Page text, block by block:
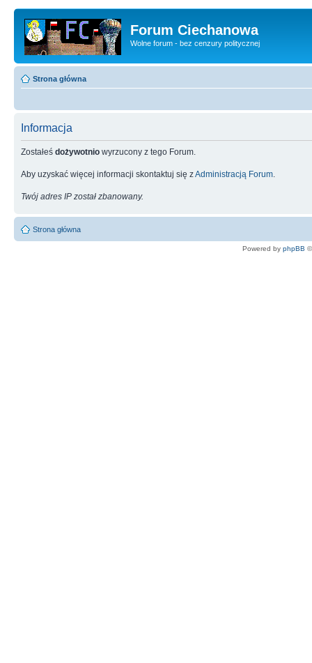
Forum Ciechanowa
Wolne forum - bez cenzury politycznej
Strona główna
Informacja
Zostałeś dożywotnio wyrzucony z tego Forum.
Aby uzyskać więcej informacji skontaktuj się zAdministracją Forum
Twój adres IP został zbanowany.
Strona główna
Powered by phpBB